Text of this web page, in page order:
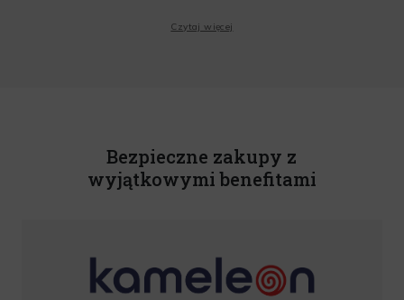
o.o. informacji handlowych, w tym newslettera, informacji o promocjach i
Czytaj więcej
Bezpieczne zakupy z
wyjątkowymi benefitami